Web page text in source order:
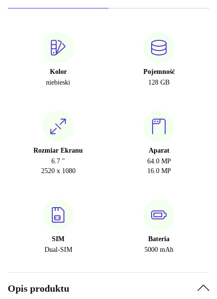
Kolor
niebieski
Pojemność
128 GB
Rozmiar Ekranu
6.7 "
2520 x 1080
Aparat
64.0 MP
16.0 MP
SIM
Dual-SIM
Bateria
5000 mAh
Opis produktu